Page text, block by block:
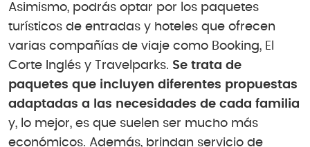
Asimismo, podrás optar por los paquetes
turísticos de entradas y hoteles que ofrecen
varias compañías de viaje como Booking, El
Corte Inglés y Travelparks. Se trata de
paquetes que incluyen diferentes propuestas
adaptadas a las necesidades de cada familia
y, lo mejor, es que suelen ser mucho más
económicos. Además, brindan servicio de